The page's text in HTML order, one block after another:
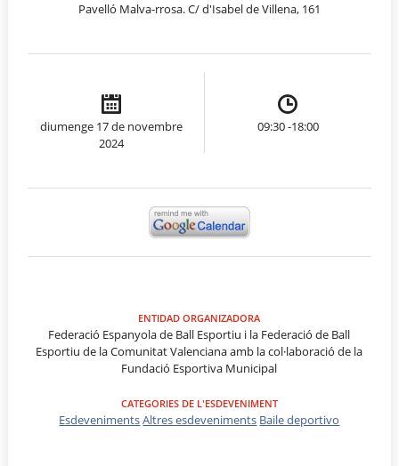
Pavelló Malva-rrosa. C/ d'Isabel de Villena, 161
diumenge 17 de novembre
2024
09:30 -18:00
ENTIDAD ORGANIZADORA
Federació Espanyola de Ball Esportiu i la Federació de Ball
Esportiu de la Comunitat Valenciana amb la col·laboració de la
Fundació Esportiva Municipal
CATEGORIES DE L'ESDEVENIMENT
EsdevenimentsAltres esdeveniments Baile deportivo